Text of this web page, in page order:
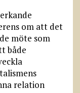
om att det
möte som
både
relation